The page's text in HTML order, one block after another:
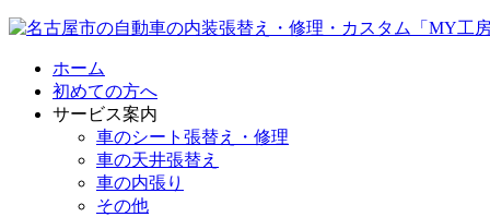
ホーム
初めての方へ
サービス案内
車のシート張替え・修理
車の天井張替え
車の内張り
その他